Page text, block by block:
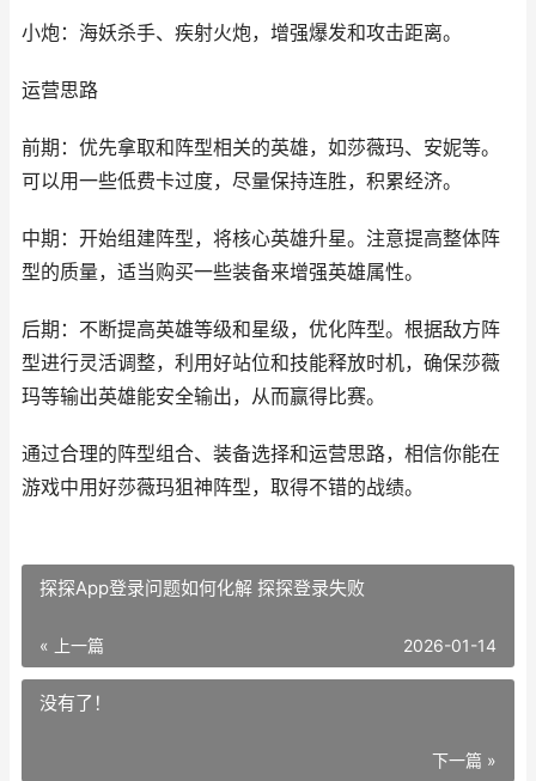
小炮：海妖杀手、疾射火炮，增强爆发和攻击距离。
运营思路
前期：优先拿取和阵型相关的英雄，如莎薇玛、安妮等。
可以用一些低费卡过度，尽量保持连胜，积累经济。
中期：开始组建阵型，将核心英雄升星。注意提高整体阵
型的质量，适当购买一些装备来增强英雄属性。
后期：不断提高英雄等级和星级，优化阵型。根据敌方阵
型进行灵活调整，利用好站位和技能释放时机，确保莎薇
玛等输出英雄能安全输出，从而赢得比赛。
通过合理的阵型组合、装备选择和运营思路，相信你能在
游戏中用好莎薇玛狙神阵型，取得不错的战绩。
探探App登录问题如何化解 探探登录失败
« 上一篇 2026-01-14
没有了！
下一篇 »